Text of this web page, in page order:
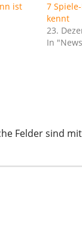
ist
7
kennt
23.
In
Felder sind mit